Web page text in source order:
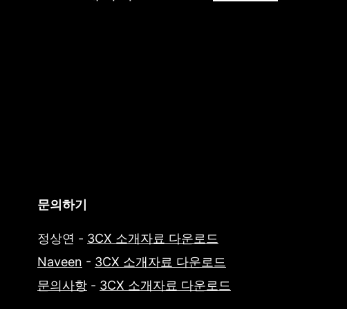
문의하기
정상연 - 3CX 소개자료 다운로드
Naveen - 3CX 소개자료 다운로드
문의사항 - 3CX 소개자료 다운로드